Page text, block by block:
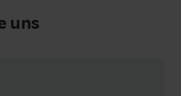
uns